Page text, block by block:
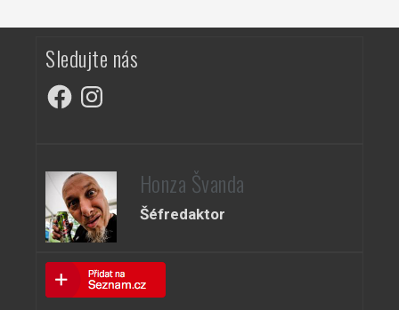
Sledujte nás
FacebookInstagram
Honza Švanda
Šéfredaktor